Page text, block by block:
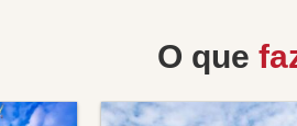
O que